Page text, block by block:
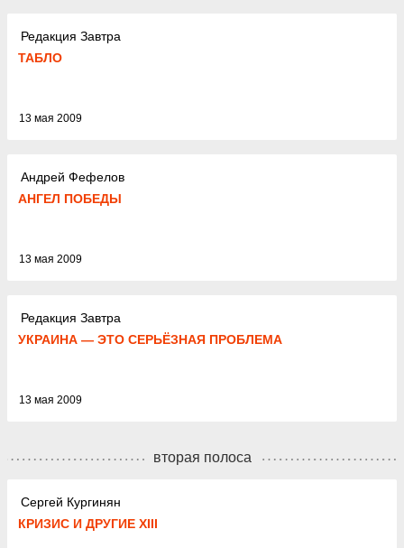
Редакция Завтра
ТАБЛО
13 мая 2009
Андрей Фефелов
АНГЕЛ ПОБЕДЫ
13 мая 2009
Редакция Завтра
УКРАИНА — ЭТО СЕРЬЁЗНАЯ ПРОБЛЕМА
13 мая 2009
вторая полоса
Сергей Кургинян
КРИЗИС И ДРУГИЕ XIII